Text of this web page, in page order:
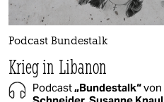
Podcast Bundestalk
Krieg in Libanon
Podcast„Bundestalk“von